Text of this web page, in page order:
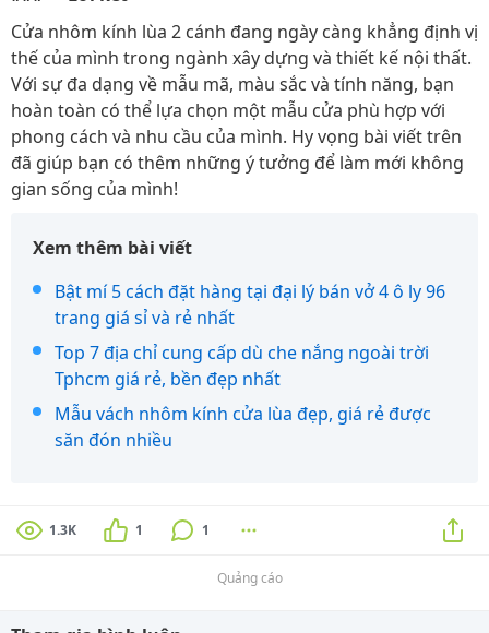
Cửa nhôm kính lùa 2 cánh đang ngày càng khẳng định vị
thế của mình trong ngành xây dựng và thiết kế nội thất.
Với sự đa dạng về mẫu mã, màu sắc và tính năng, bạn
hoàn toàn có thể lựa chọn một mẫu cửa phù hợp với
phong cách và nhu cầu của mình. Hy vọng bài viết trên
đã giúp bạn có thêm những ý tưởng để làm mới không
gian sống của mình!
Xem thêm bài viết
Bật mí 5 cách đặt hàng tại đại lý bán vở 4 ô ly 96
trang giá sỉ và rẻ nhất
Top 7 địa chỉ cung cấp dù che nắng ngoài trời
Tphcm giá rẻ, bền đẹp nhất
Mẫu vách nhôm kính cửa lùa đẹp, giá rẻ được
săn đón nhiều
1.3K 1 1
Quảng cáo